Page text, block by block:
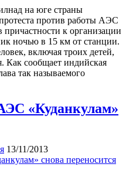
на юге страны
против работы АЭС
к организации
ночью в 15 км от станции.
включая троих детей,
Как сообщает индийская
так называемого
«Куданкулам»
13/11/2013